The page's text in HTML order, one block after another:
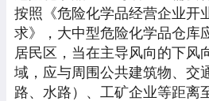
按照《危险化学品经营企业开
求》，大中型危险化学品仓库
居民区，当在主导风向的下风
域，应与周围公共建筑物、交
路、水路）、工矿企业等距离